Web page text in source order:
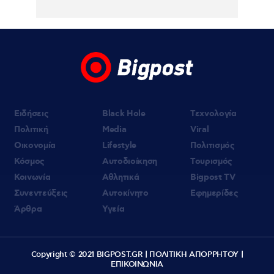
Ειδήσεις
Πολιτική
Οικονομία
Κόσμος
Κοινωνία
Συνεντεύξεις
Άρθρα
Black Hole
Media
Lifestyle
Αυτοδιοίκηση
Αθλητικά
Αυτοκίνητο
Υγεία
Τεχνολογία
Viral
Πολιτισμός
Τουρισμός
Bigpost TV
Εφημερίδες
Copyright © 2021 BIGPOST.GR | ΠΟΛΙΤΙΚΗ ΑΠΟΡΡΗΤΟΥ|
ΕΠΙΚΟΙΝΩΝΙΑ